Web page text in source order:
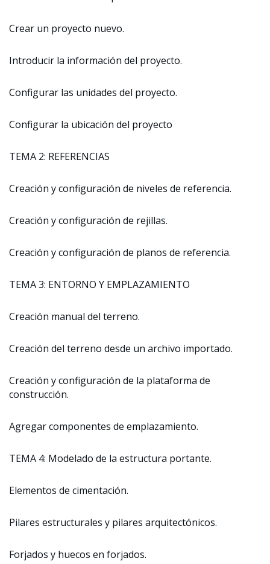
Crear un proyecto nuevo.
Introducir la información del proyecto.
Configurar las unidades del proyecto.
Configurar la ubicación del proyecto
TEMA 2: REFERENCIAS
Creación y configuración de niveles de referencia.
Creación y configuración de rejillas.
Creación y configuración de planos de referencia.
TEMA 3: ENTORNO Y EMPLAZAMIENTO
Creación manual del terreno.
Creación del terreno desde un archivo importado.
Creación y configuración de la plataforma de
construcción.
Agregar componentes de emplazamiento.
TEMA 4: Modelado de la estructura portante.
Elementos de cimentación.
Pilares estructurales y pilares arquitectónicos.
Forjados y huecos en forjados.